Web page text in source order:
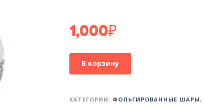
1,000₽
В корзину
КАТЕГОРИИ: ФОЛЬГИРОВАННЫЕ ШАРЫ,